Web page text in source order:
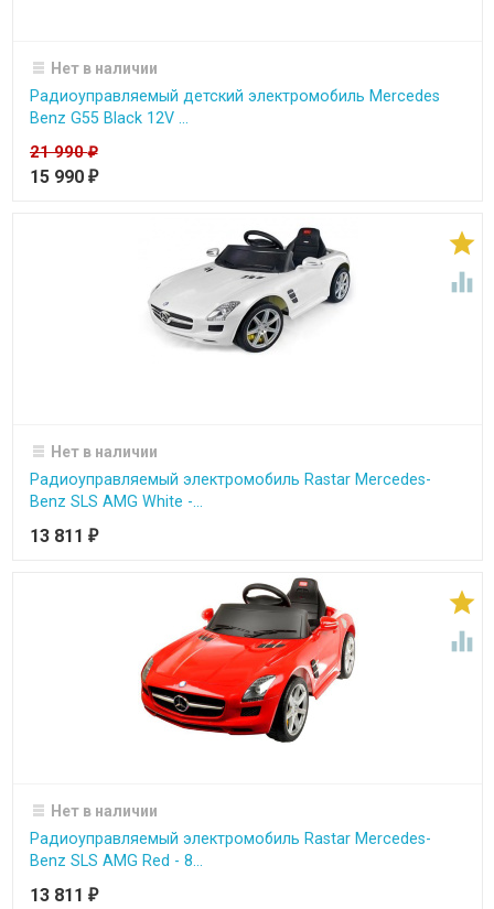
Нет в наличии
Радиоуправляемый детский электромобиль Mercedes
Benz G55 Black 12V ...
21 990₽
15 990 ₽


Нет в наличии
Радиоуправляемый электромобиль Rastar Mercedes-
Benz SLS AMG White -...
13 811 ₽


Нет в наличии
Радиоуправляемый электромобиль Rastar Mercedes-
Benz SLS AMG Red - 8...
13 811 ₽